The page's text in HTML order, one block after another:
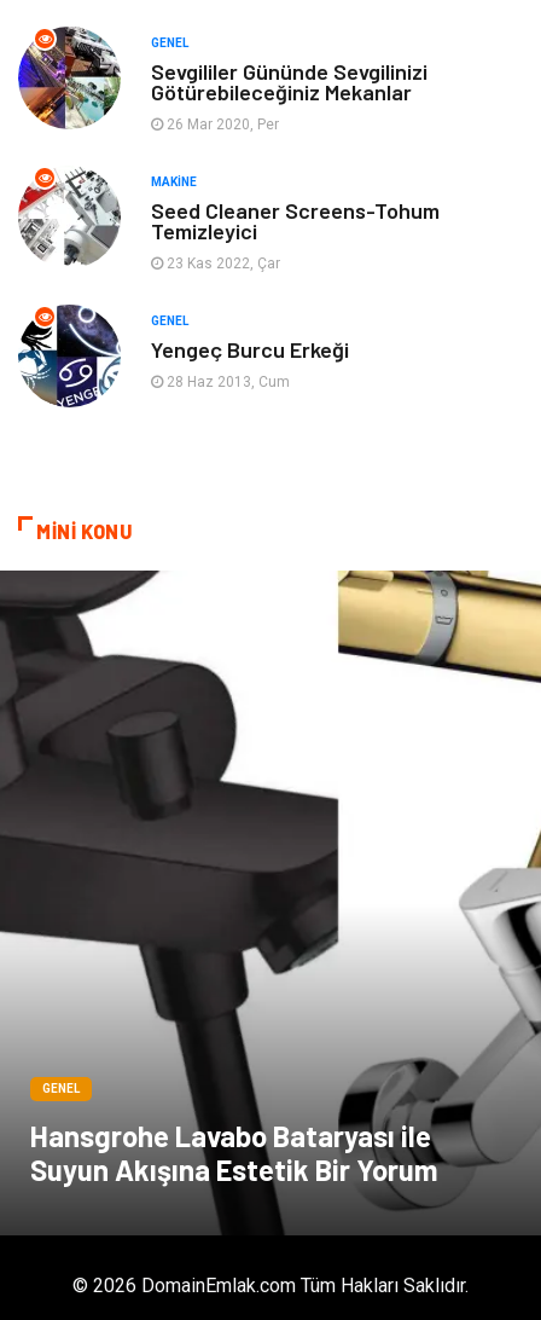
Anne & Çocuk Genel Kültür
Ev İşleri
Gençlik & Eğlence
Mobilya
Evlilik Rehberi
Astroloji Keyfinizi Kaçırmayın
Sigorta
Yazı Tahtaları
GENEL
Sevgililer Gününde Sevgilinizi
Götürebileceğiniz Mekanlar
26 Mar 2020, Per
MAKINE
Seed Cleaner Screens-Tohum
Temizleyici
23 Kas 2022, Çar
GENEL
Yengeç Burcu Erkeği
28 Haz 2013, Cum
MİNİ KONU
GENEL
Hansgrohe Lavabo Bataryası ile
Suyun Akışına Estetik Bir Yorum
© 2026 DomainEmlak.com Tüm Hakları Saklıdır.